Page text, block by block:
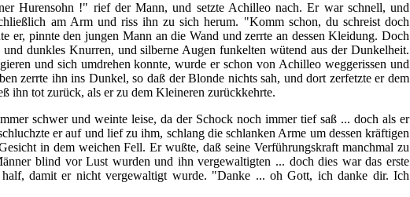
Hurensohn !" rief der Mann, und setzte Achilleo nach. Er war schnell, und
am Arm und riss ihn zu sich herum. "Komm schon, du schreist doch
er, pinnte den jungen Mann an die Wand und zerrte an dessen Kleidung. Doch
dunkles Knurren, und silberne Augen funkelten wütend aus der Dunkelheit.
und sich umdrehen konnte, wurde er schon von Achilleo weggerissen und
zerrte ihn ins Dunkel, so daß der Blonde nichts sah, und dort zerfetzte er dem
ihn tot zurück, als er zu dem Kleineren zurückkehrte.
schwer und weinte leise, da der Schock noch immer tief saß ... doch als er
er auf und lief zu ihm, schlang die schlanken Arme um dessen kräftigen
in dem weichen Fell. Er wußte, daß seine Verführungskraft manchmal zu
blind vor Lust wurden und ihn vergewaltigten ... doch dies war das erste
damit er nicht vergewaltigt wurde. "Danke ... oh Gott, ich danke dir. Ich